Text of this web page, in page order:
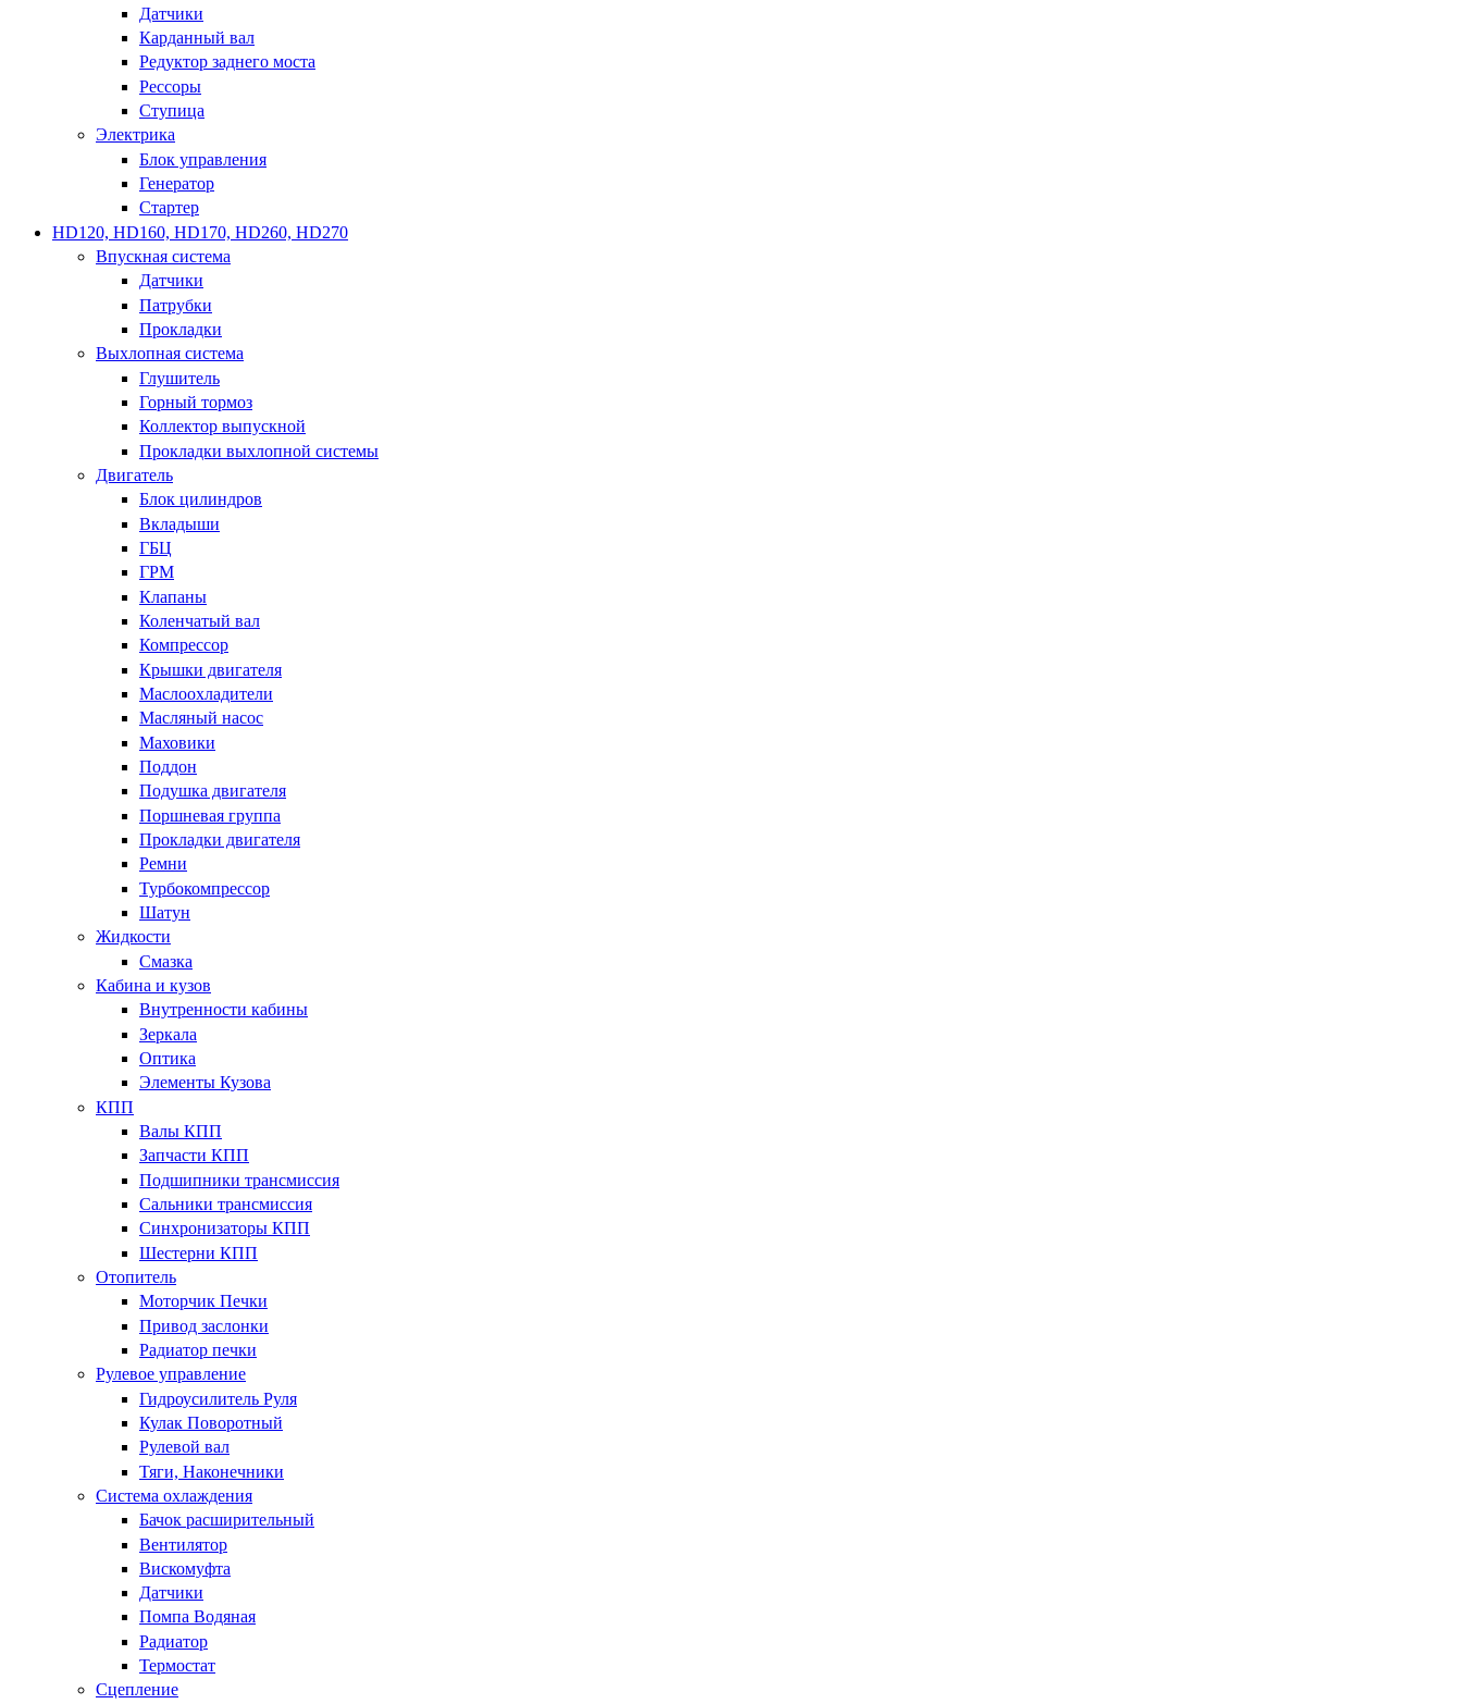
Датчики
Карданный вал
Редуктор заднего моста
Рессоры
Ступица
Электрика
Блок управления
Генератор
Стартер
HD120, HD160, HD170, HD260, HD270
Впускная система
Датчики
Патрубки
Прокладки
Выхлопная система
Глушитель
Горный тормоз
Коллектор выпускной
Прокладки выхлопной системы
Двигатель
Блок цилиндров
Вкладыши
ГБЦ
ГРМ
Клапаны
Коленчатый вал
Компрессор
Крышки двигателя
Маслоохладители
Масляный насос
Маховики
Поддон
Подушка двигателя
Поршневая группа
Прокладки двигателя
Ремни
Турбокомпрессор
Шатун
Жидкости
Смазка
Кабина и кузов
Внутренности кабины
Зеркала
Оптика
Элементы Кузова
КПП
Валы КПП
Запчасти КПП
Подшипники трансмиссия
Сальники трансмиссия
Синхронизаторы КПП
Шестерни КПП
Отопитель
Моторчик Печки
Привод заслонки
Радиатор печки
Рулевое управление
Гидроусилитель Руля
Кулак Поворотный
Рулевой вал
Тяги, Наконечники
Система охлаждения
Бачок расширительный
Вентилятор
Вискомуфта
Датчики
Помпа Водяная
Радиатор
Термостат
Сцепление